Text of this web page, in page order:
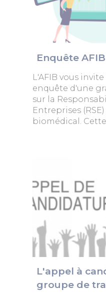
Enquête AFIB
L'AFIB vous
enquête d'une
sur la
Entreprises
biomédical. Cette
L'appel à
groupe de